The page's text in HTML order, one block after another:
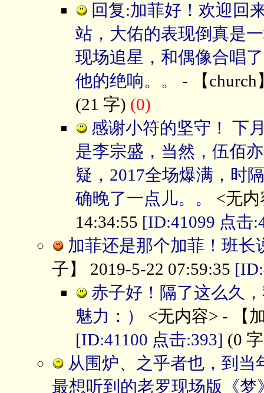
回复:加菲好！欢迎回
站，大佑的表现倒真是
现场追星，和偶像合唱
他的绝响。。
- 【church
(21 字) (0)
感谢小符的坚守！ 下
是李宗盛，当然，伍佰
疑，2017全场爆满，时
确晚了一点儿。。
<无
14:34:55 [ID:41099 点击
加菲还是那个加菲！班
子】 2019-5-22 07:59:35
赤子好！隔了这么久
魅力：）
<无内容> - 【
[ID:41100 点击:393] (0
从围炉、之乎者也，到
最想听到的老罗现场版《